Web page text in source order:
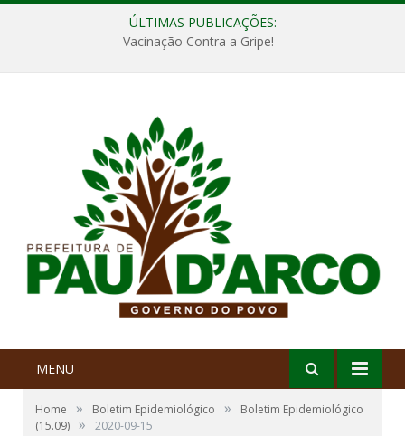
ÚLTIMAS PUBLICAÇÕES:
Vacinação Contra a Gripe!
MENU
Home » Boletim Epidemiológico »
Boletim Epidemiológico
(15.09) » 2020-09-15